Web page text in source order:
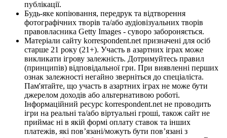
публікації.
Будь-яке копіювання, передрук та відтворення
фотографічних творів та/або аудіовізуальних творів
правовласника Getty Images - суворо забороняється.
Матеріали сайту korrespondent.net призначені для осіб
старше 21 року (21+). Участь в азартних іграх може
викликати ігрову залежність. Дотримуйтесь правил
(принципів) відповідальної гри. При виявленні перших
ознак залежності негайно зверніться до спеціаліста.
Пам'ятайте, що участь в азартних іграх не може бути
джерелом доходів або альтернативою роботі.
Інформаційний ресурс korrespondent.net не проводить
ігри на реальні та/або віртуальні гроші, також сайт не
приймає ні в якій формі оплату ставок та інших
платежів, які пов’язані/можуть бути пов’язані з